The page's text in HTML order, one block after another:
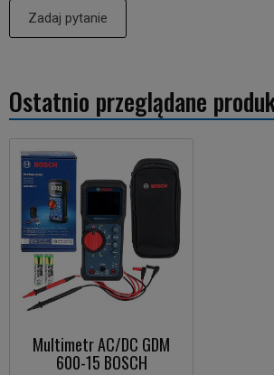
Zadaj pytanie
Ostatnio przeglądane
Multimetr AC/DC GDM
600-15 BOSCH